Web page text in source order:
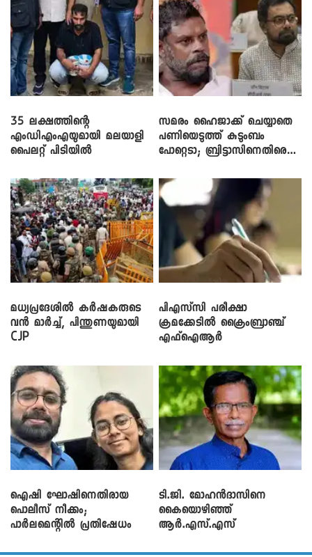
35 ലക്ഷത്തിന്റെ
എംഡിഎംഎയുമായി മലയാളി
പൈലറ്റ് പിടിയിൽ
സമരം ഹൈജാക്ക് ചെയ്യാതെ
പണിയെടുത്ത് കുടുംബം
പോറ്റെടാ; ബ്രിട്ടാസിനെതിരെ
മധ്യപ്രദേശിൽ കർഷകരുടെ
വൻ മാർച്ച്, പിന്തുണയുമായി
CJP
പിഎസ്‌സി പരീക്ഷാ
ക്രമക്കേ‌ടിൽ ക്രൈംബ്രാഞ്ച്
എഫ്ഐആർ
ഐഷി ഘോഷിനെതിരായ
പൊലീസ് നീക്കം;
പാര്‍ലമെന്റിൽ പ്രതിഷേധം
ടി.ജി. മോഹൻദാസിനെ
കൈയൊഴിഞ്ഞ്
ആർ.എസ്.എസ്